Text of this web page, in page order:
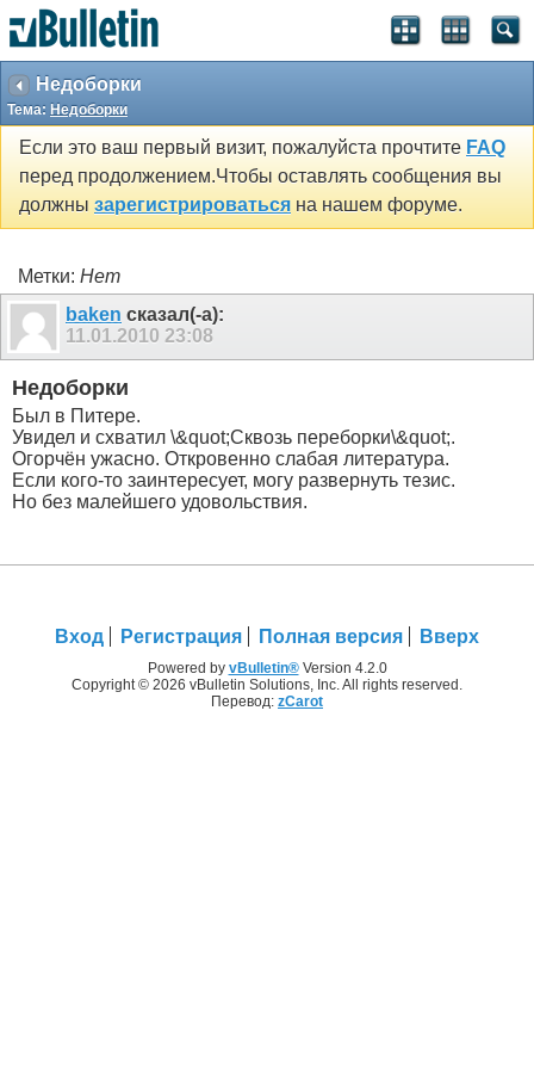
Недоборки
Тема: Недоборки
Если это ваш первый визит, пожалуйста прочтите FAQ
перед продолжением.Чтобы оставлять сообщения вы
должны зарегистрироваться на нашем форуме.
Метки: Нет
baken сказал(-а):
11.01.2010 23:08
Недоборки
Был в Питере.
Увидел и схватил \&quot;Сквозь переборки\&quot;.
Огорчён ужасно. Откровенно слабая литература.
Если кого-то заинтересует, могу развернуть тезис.
Но без малейшего удовольствия.
Вход Регистрация Полная версия Вверх
Powered by vBulletin®Version 4.2.0
Copyright © 2026 vBulletin Solutions, Inc. All rights reserved.
Перевод: zCarot